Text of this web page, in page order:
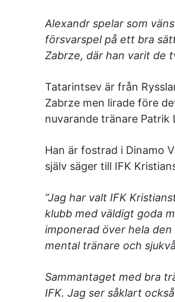
Alexandr spelar som
försvarspel på ett bra
Zabrze, där han varit de
Tatarintsev är från
Zabrze men lirade före
nuvarande tränare Patrik
Han är fostrad i Dinamo
själv säger till IFK
”Jag har valt IFK
klubb med väldigt goda
imponerad över hela
mental tränare och
Sammantaget med bra
IFK. Jag ser såklart